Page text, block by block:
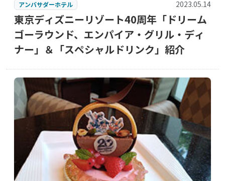
アンバサダーホテル 2023.05.14
東京ディズニーリゾート40周年「ドリーム
ゴーラウンド、エンパイア・グリル・ディ
ナー」＆「スペシャルドリンク」紹介